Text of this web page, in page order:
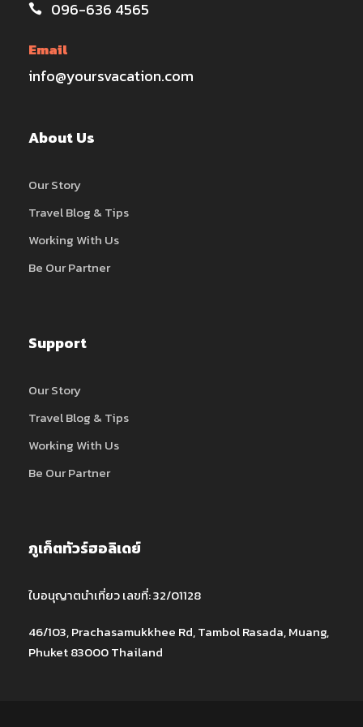
096-636 4565
Email
info@yoursvacation.com
About Us
Our Story
Travel Blog & Tips
Working With Us
Be Our Partner
Support
Our Story
Travel Blog & Tips
Working With Us
Be Our Partner
ภูเก็ตทัวร์ฮอลิเดย์
ใบอนุญาตนำเที่ยว เลขที่: 32/01128
46/103, Prachasamukkhee Rd, Tambol Rasada, Muang,
Phuket 83000 Thailand